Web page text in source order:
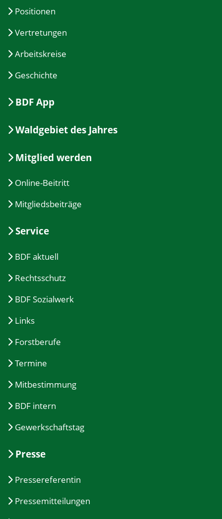
Positionen
Vertretungen
Arbeitskreise
Geschichte
BDF App
Waldgebiet des Jahres
Mitglied werden
Online-Beitritt
Mitgliedsbeiträge
Service
BDF aktuell
Rechtsschutz
BDF Sozialwerk
Links
Forstberufe
Termine
Mitbestimmung
BDF intern
Gewerkschaftstag
Presse
Pressereferentin
Pressemitteilungen